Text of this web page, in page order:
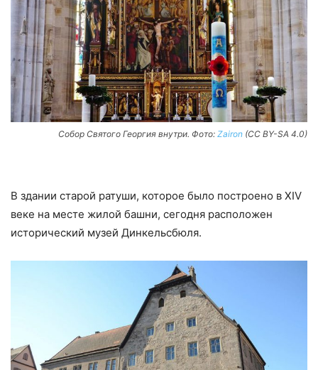
Собор Святого Георгия внутри. Фото: Zairon (CC BY-SA 4.0)
В здании старой ратуши, которое было построено в XIV
веке на месте жилой башни, сегодня расположен
исторический музей Динкельсбюля.